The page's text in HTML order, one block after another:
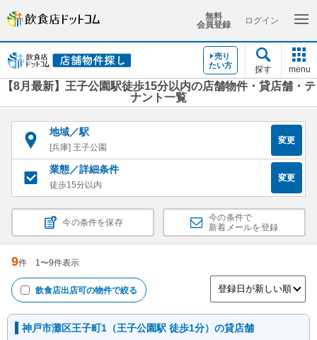
無料
会員登録
ログイン
売り
たい方
探す menu
【8月最新】王子公園駅徒歩15分以内の店舗物件・貸店舗・テ
ナント一覧
地域／駅
[兵庫] 王子公園
変更
業態／詳細条件
徒歩15分以内
変更
今の条件を保存
今の条件で
新着メールを登録
9件 1〜9件表示
飲食店出店可の物件で絞る
神戸市灘区王子町1（王子公園駅 徒歩1分）の貸店舗